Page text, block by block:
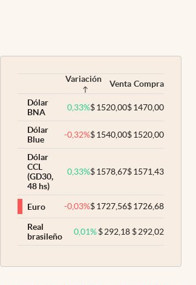
Variación Venta Compra
Dólar
BNA
0,33%$1520,00$1470,00
Dólar
Blue
-0,32%$1540,00$1520,00
Dólar
CCL
(GD30,
48 hs)
0,33%$1578,67$1571,43
Euro -0,03%$1727,56$1726,68
Real
brasileño
0,01% $292,18 $292,02